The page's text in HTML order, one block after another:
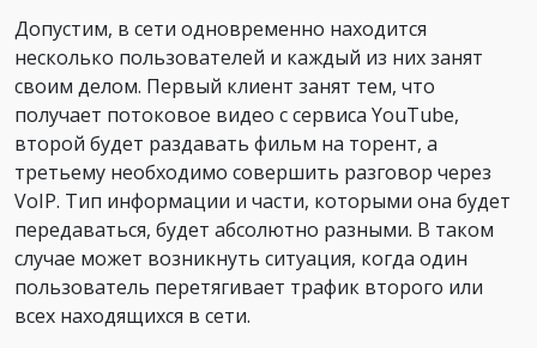
Допустим, в сети одновременно находится
несколько пользователей и каждый из них занят
своим делом. Первый клиент занят тем, что
получает потоковое видео с сервиса YouTube,
второй будет раздавать фильм на торент, а
третьему необходимо совершить разговор через
VoIP. Тип информации и части, которыми она будет
передаваться, будет абсолютно разными. В таком
случае может возникнуть ситуация, когда один
пользователь перетягивает трафик второго или
всех находящихся в сети.